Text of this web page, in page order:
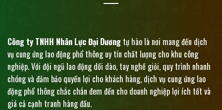
Công ty TNHH Nhân Lực Đại Dương tự hào là nơi mang đến dịch
vụ cung ứng lao động phổ thông uy tín chất lượng cho khu công
nghiệp. Với đội ngũ lao động dồi dào, tay nghề giỏi, quy trình nhanh
chóng và đảm bảo quyền lợi cho khách hàng, dịch vụ cung ứng lao
động phổ thông chắc chắn đem đến cho doanh nghiệp lợi ích tốt và
giá cả cạnh tranh hàng đầu.